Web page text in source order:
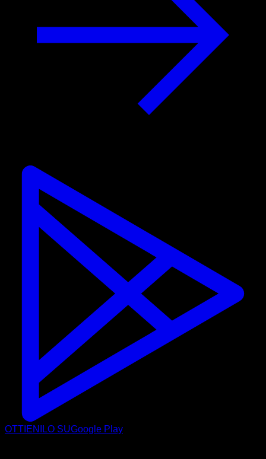
OTTIENILO SUGoogle Play